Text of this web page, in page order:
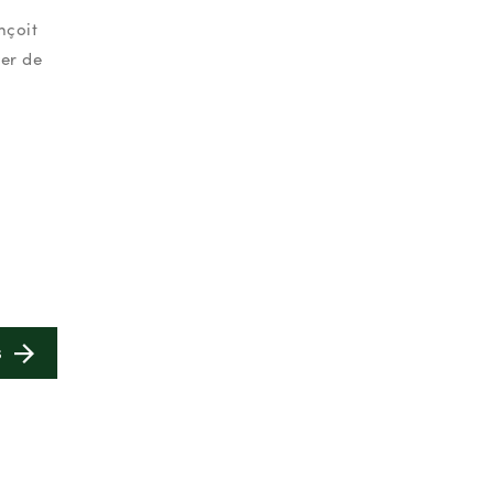
de